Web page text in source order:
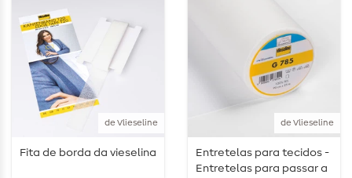
de Vlieseline
Fita de borda da vieselina
de Vlieseline
Entretelas para tecidos -
Entretelas para passar a